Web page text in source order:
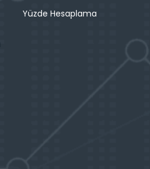
Yüzde Hesaplama